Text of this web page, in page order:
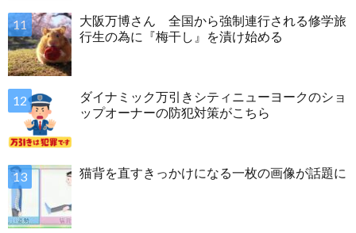
大阪万博さん 全国から強制連行される修学旅
行生の為に『梅干し』を漬け始める
ダイナミック万引きシティニューヨークのショ
ップオーナーの防犯対策がこちら
猫背を直すきっかけになる一枚の画像が話題に